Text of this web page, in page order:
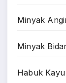
Minyak
Minyak
Habuk